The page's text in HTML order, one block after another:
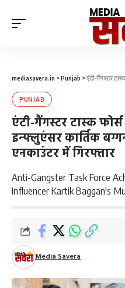
mediasavera.in >Punjab >एंटी-गैंगस्टर टास्क फोर्स
PUNJAB
एंटी-गैंगस्टर टास्क
इन्फ्लुएंसर कार्तिक
एनकाउंटर में गिरफ्तार
Anti-Gangster Task Force
Influencer Kartik Baggan's
Media Savera